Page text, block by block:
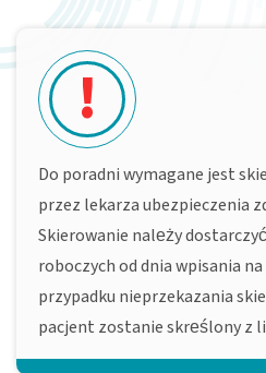
!
Do poradni wymagane jest
przez lekarza ubezpieczenia
Skierowanie należy
roboczych od dnia wpisania
przypadku nieprzekazania
pacjent zostanie skreślony z